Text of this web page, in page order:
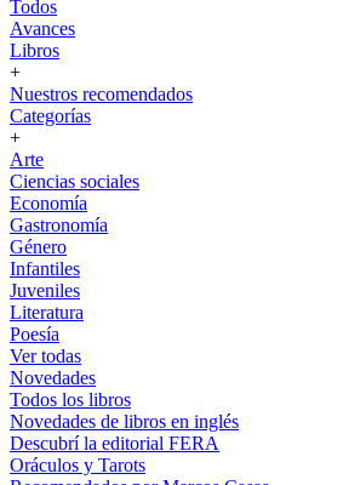
Todos
Avances
Libros
+
Nuestros recomendados
Categorías
+
Arte
Ciencias sociales
Economía
Gastronomía
Género
Infantiles
Juveniles
Literatura
Poesía
Ver todas
Novedades
Todos los libros
Novedades de libros en inglés
Descubrí la editorial FERA
Oráculos y Tarots